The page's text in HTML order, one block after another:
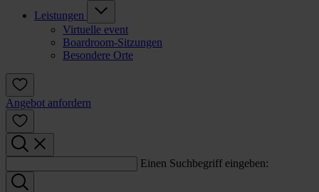
Leistungen
Virtuelle event
Boardroom-Sitzungen
Besondere Orte
Angebot anfordern
Einen Suchbegriff eingeben: